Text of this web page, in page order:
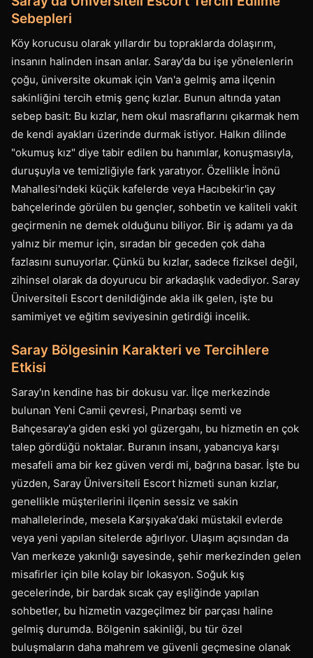
Sebepleri
Köy korucusu olarak yıllardır bu topraklarda dolaşırım,
insanın halinden insan anlar. Saray'da bu işe yönelenlerin
çoğu, üniversite okumak için Van'a gelmiş ama ilçenin
sakinliğini tercih etmiş genç kızlar. Bunun altında yatan
sebep basit: Bu kızlar, hem okul masraflarını çıkarmak hem
de kendi ayakları üzerinde durmak istiyor. Halkın dilinde
"okumuş kız" diye tabir edilen bu hanımlar, konuşmasıyla,
duruşuyla ve temizliğiyle fark yaratıyor. Özellikle İnönü
Mahallesi'ndeki küçük kafelerde veya Hacıbekir'in çay
bahçelerinde görülen bu gençler, sohbetin ve kaliteli vakit
geçirmenin ne demek olduğunu biliyor. Bir iş adamı ya da
yalnız bir memur için, sıradan bir geceden çok daha
fazlasını sunuyorlar. Çünkü bu kızlar, sadece fiziksel değil,
zihinsel olarak da doyurucu bir arkadaşlık vadediyor. Saray
Üniversiteli Escort denildiğinde akla ilk gelen, işte bu
samimiyet ve eğitim seviyesinin getirdiği incelik.
Saray Bölgesinin Karakteri ve Tercihlere
Etkisi
Saray'ın kendine has bir dokusu var. İlçe merkezinde
bulunan Yeni Camii çevresi, Pınarbaşı semti ve
Bahçesaray'a giden eski yol güzergahı, bu hizmetin en çok
talep gördüğü noktalar. Buranın insanı, yabancıya karşı
mesafeli ama bir kez güven verdi mi, bağrına basar. İşte bu
yüzden, Saray Üniversiteli Escort hizmeti sunan kızlar,
genellikle müşterilerini ilçenin sessiz ve sakin
mahallelerinde, mesela Karşıyaka'daki müstakil evlerde
veya yeni yapılan sitelerde ağırlıyor. Ulaşım açısından da
Van merkeze yakınlığı sayesinde, şehir merkezinden gelen
misafirler için bile kolay bir lokasyon. Soğuk kış
gecelerinde, bir bardak sıcak çay eşliğinde yapılan
sohbetler, bu hizmetin vazgeçilmez bir parçası haline
gelmiş durumda. Bölgenin sakinliği, bu tür özel
buluşmaların daha mahrem ve güvenli geçmesine olanak